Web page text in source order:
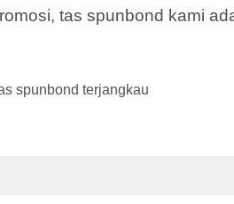
tas spunbond kami
spunbond terjangkau